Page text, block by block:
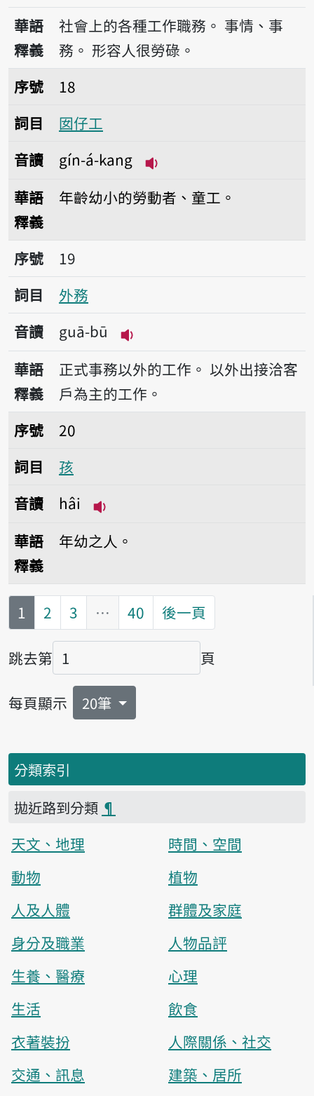
播放音讀gia̍p
華語
釋義
社會上的各種工作職務。 事情、事
務。 形容人很勞碌。
序號18囡仔工
序號
18
詞目
囡仔工
音讀
gín-á-kang
華語
釋義
年齡幼小的勞動者、童工。
序號19外務
序號
19
詞目
外務
音讀
guā-bū
播放音讀guā-bū
華語
釋義
正式事務以外的工作。 以外出接洽客
戶為主的工作。
序號20孩
序號
20
詞目
孩
音讀
hâi
華語
釋義
年幼之人。
第
1 2 3 … 40 後一頁
跳去第
頁碼
頁
每頁顯示 20筆
分類索引
拋近路到分類 ¶
天文、地理
時間、空間
動物
植物
人及人體
群體及家庭
身分及職業
人物品評
生養、醫療
心理
生活
飲食
衣著裝扮
人際關係、社交
交通、訊息
建築、居所